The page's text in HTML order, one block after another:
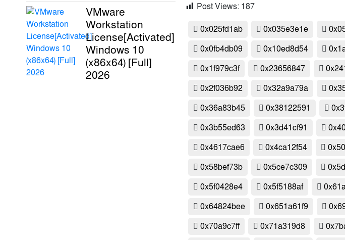
VMware
Workstation
License[Activated]
Windows 10
(x86x64) [Full]
2026
Post Views: 187
0x025fd1ab 0x035e3e1e
0x0fb4db09
0x10ed8d54
0x1f979c3f
0x23656847
0x2f036b92
0x32a9a79a
0x36a83b45
0x38122591
0x3b55ed63
0x3d41cf91
0x4617cae6
0x4ca12f54
0x58bef73b
0x5ce7c309
0x5f0428e4
0x5f5188af
0x64824bee
0x651a61f9
0x70a9c7ff
0x71a319d8